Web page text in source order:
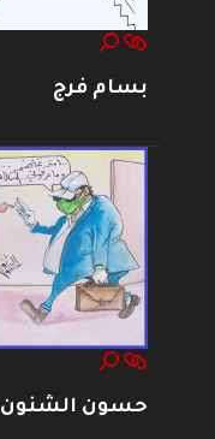
بسام فرج
حسون الشنون